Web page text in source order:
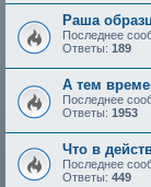
Раша
Последнее
Ответы: 189
А тем
Последнее
Ответы: 1953
Что в
Последнее
Ответы: 449